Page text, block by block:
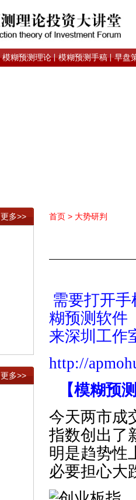
模糊预测理论 模糊预测手稿 早盘
更多>>
更多>>
首页 > 大势研判
需要打开
糊预测软件
来深圳工作
http://
【模糊预
今天两市成
指数创出了
明是趋势性
必要担心大